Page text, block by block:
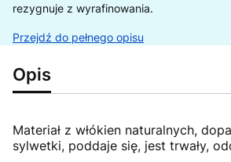
rezygnuje z wyrafinowania.
Przejdź do pełnego opisu
Opis
Materiał z włókien naturalnych,
sylwetki, poddaje się, jest trwały,